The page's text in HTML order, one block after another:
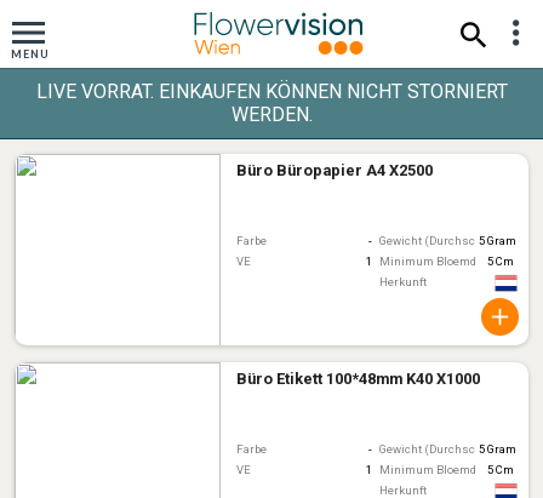
LIVE VORRAT. EINKAUFEN KÖNNEN NICHT STORNIERT
WERDEN.
Büro Büropapier A4 X2500
Farbe - Gewicht (Durchschnitt)
5 Gram
VE
1 Minimum Bloemdiameter
5 Cm
Herkunft
Büro Etikett 100*48mm K40 X1000
Farbe - Gewicht (Durchschnitt)
5 Gram
VE
1 Minimum Bloemdiameter
5 Cm
Herkunft